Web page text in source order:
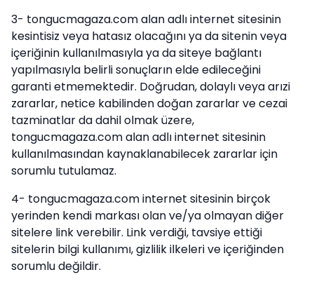
3- tongucmagaza.com alan adlı internet sitesinin
kesintisiz veya hatasız olacağını ya da sitenin veya
içeriğinin kullanılmasıyla ya da siteye bağlantı
yapılmasıyla belirli sonuçların elde edileceğini
garanti etmemektedir. Doğrudan, dolaylı veya arızi
zararlar, netice kabilinden doğan zararlar ve cezai
tazminatlar da dahil olmak üzere,
tongucmagaza.com alan adlı internet sitesinin
kullanılmasından kaynaklanabilecek zararlar için
sorumlu tutulamaz.
4- tongucmagaza.com internet sitesinin birçok
yerinden kendi markası olan ve/ya olmayan diğer
sitelere link verebilir. Link verdiği, tavsiye ettiği
sitelerin bilgi kullanımı, gizlilik ilkeleri ve içeriğinden
sorumlu değildir.